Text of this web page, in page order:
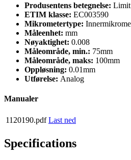
Produsentens betegnelse:
ETIM klasse: EC003590
Mikrometertype:
Måleenhet: mm
Nøyaktighet: 0.008
Måleområde, min.: 75mm
Måleområde, maks: 100mm
Oppløsning: 0.01mm
Utførelse: Analog
Manualer
1120190.pdf Last ned
Specifications